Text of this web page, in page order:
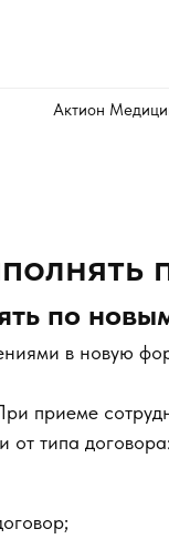
Актион
по
в новую
приеме
от типа договора: